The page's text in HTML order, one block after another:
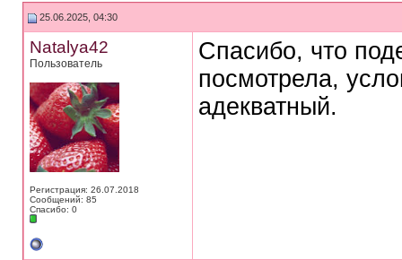
25.06.2025, 04:30
Natalya42
Пользователь
Регистрация: 26.07.2018
Сообщений: 85
Спасибо: 0
Спасибо, что
посмотрела,
адекватный.